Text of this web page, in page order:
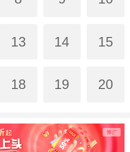
13 14 15
18 19 20